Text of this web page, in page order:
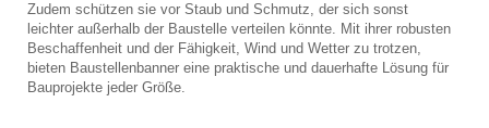
Zudem schützen sie vor Staub und Schmutz, der sich sonst
leichter außerhalb der Baustelle verteilen könnte. Mit ihrer robusten
Beschaffenheit und der Fähigkeit, Wind und Wetter zu trotzen,
bieten Baustellenbanner eine praktische und dauerhafte Lösung für
Bauprojekte jeder Größe.